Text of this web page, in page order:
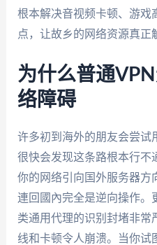
根本解决音视频卡顿、游戏
点，让故乡的网络资源真正
为什么普通
络障碍
许多初到海外的朋友会尝试
很快会发现这条路根本行不
你的网络引向国外服务器方
連回國內完全是逆向操作。
类通用代理的识别封堵非常
线和卡顿令人崩溃。当你试